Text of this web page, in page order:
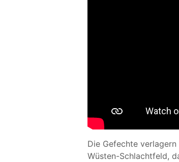
Die Gefechte
Wüsten-Schlachtfeld,